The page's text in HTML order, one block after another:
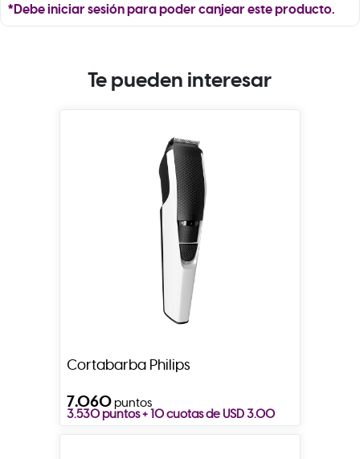
*Debe iniciar sesión para poder canjear este producto.
Te pueden interesar
Cortabarba Philips
7.060puntos
3.530 puntos + 10 cuotas de USD 3.00